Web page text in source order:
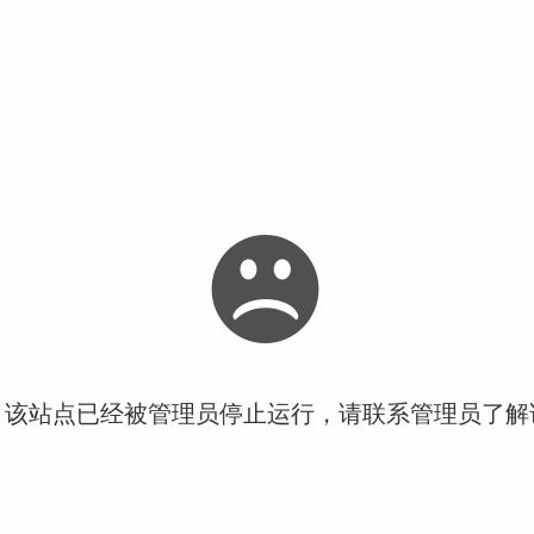
站点已经被管理员停止运行，请联系管理员了